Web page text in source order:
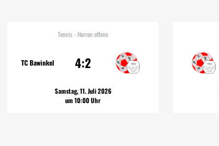
Tennis - Herren offene
TC Bawinkel 4:2
Samstag, 11. Juli 2026
um 10:00 Uhr